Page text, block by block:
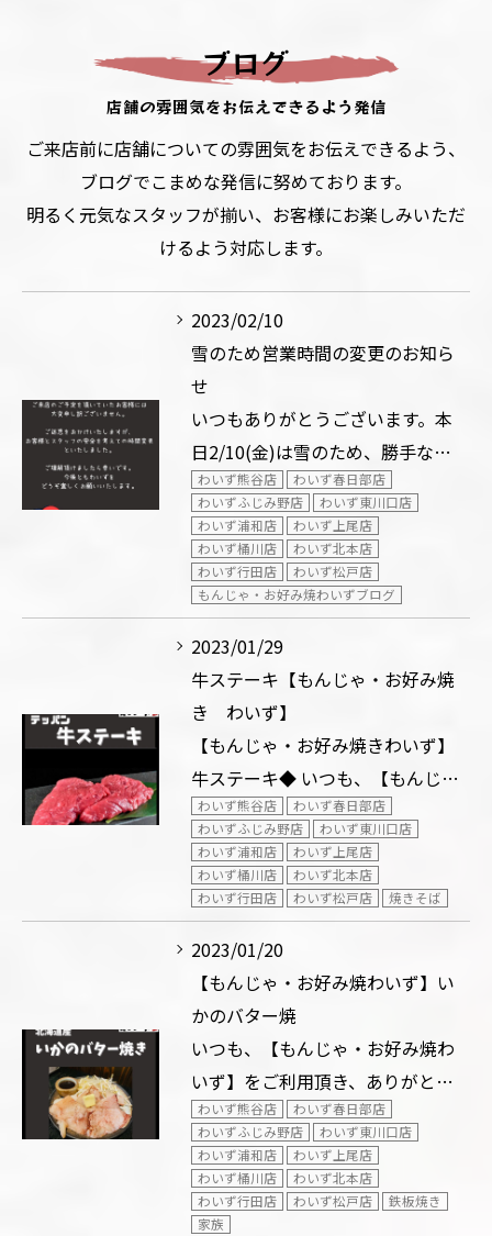
店舗の雰囲気をお伝えできるよう発信
ブログ
ご来店前に店舗についての雰囲気をお伝えできるよう、
ブログでこまめな発信に努めております。
明るく元気なスタッフが揃い、お客様にお楽しみいただ
けるよう対応します。
2023/02/10
雪のため営業時間の変更のお知ら
せ
いつもありがとうございます。本
日2/10(金)は雪のため、勝手な…
わいず熊谷店
わいず春日部店
わいずふじみ野店
わいず東川口店
わいず浦和店
わいず上尾店
わいず桶川店
わいず北本店
わいず行田店
わいず松戸店
もんじゃ・お好み焼わいずブログ
2023/01/29
牛ステーキ【もんじゃ・お好み焼
き わいず】
【もんじゃ・お好み焼きわいず】
牛ステーキ◆ いつも、【もんじ…
わいず熊谷店
わいず春日部店
わいずふじみ野店
わいず東川口店
わいず浦和店
わいず上尾店
わいず桶川店
わいず北本店
わいず行田店
わいず松戸店 焼きそば
2023/01/20
【もんじゃ・お好み焼わいず】い
かのバター焼
いつも、【もんじゃ・お好み焼わ
いず】をご利用頂き、ありがと…
わいず熊谷店
わいず春日部店
わいずふじみ野店
わいず東川口店
わいず浦和店
わいず上尾店
わいず桶川店
わいず北本店
わいず行田店
わいず松戸店
鉄板焼き
家族